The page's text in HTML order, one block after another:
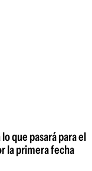
que pasará para el
la primera fecha